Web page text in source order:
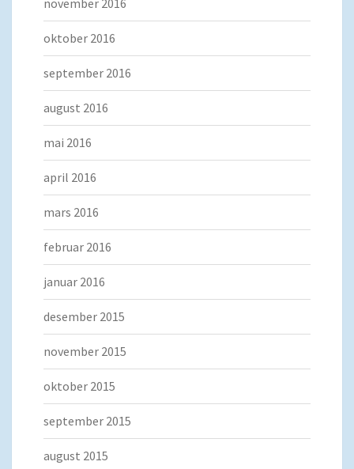
november 2016
oktober 2016
september 2016
august 2016
mai 2016
april 2016
mars 2016
februar 2016
januar 2016
desember 2015
november 2015
oktober 2015
september 2015
august 2015